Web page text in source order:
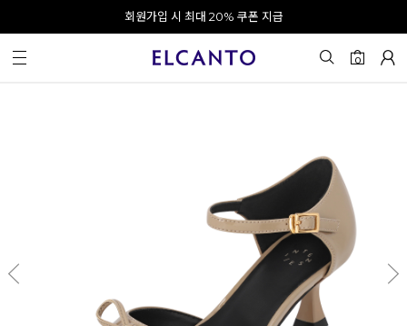
오전 10시 이전 결제 완료 시 오늘 출발!
회원가입 시 최대 20% 쿠폰 지급
카카오 채널 추가 시 10% 쿠폰 증정
0